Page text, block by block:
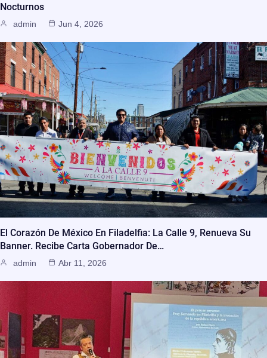
Nocturnos
admin Jun 4, 2026
El Corazón De México En Filadelfia: La Calle 9, Renueva Su
Banner. Recibe Carta Gobernador De…
admin Abr 11, 2026